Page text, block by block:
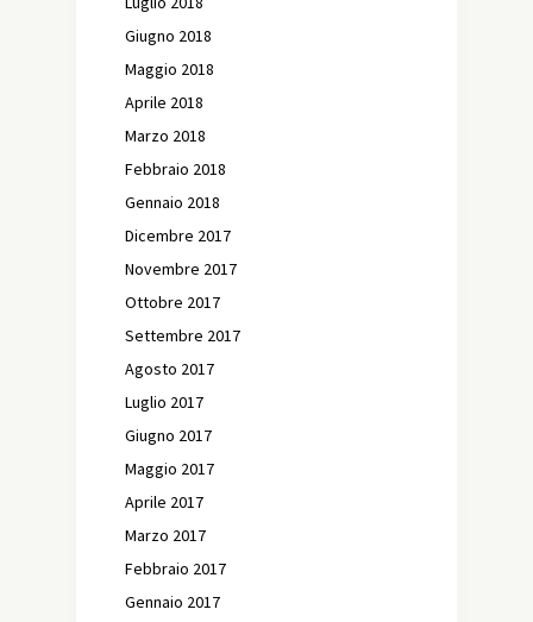
Giugno 2018
Maggio 2018
Aprile 2018
Marzo 2018
Febbraio 2018
Gennaio 2018
Dicembre 2017
Novembre 2017
Ottobre 2017
Settembre 2017
Agosto 2017
Luglio 2017
Giugno 2017
Maggio 2017
Aprile 2017
Marzo 2017
Febbraio 2017
Gennaio 2017